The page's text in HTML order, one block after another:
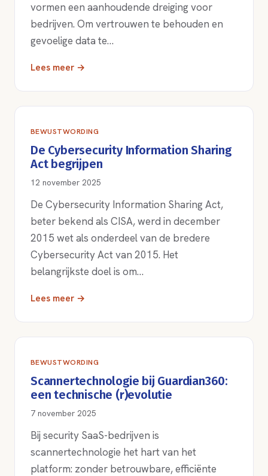
vormen een aanhoudende dreiging voor
bedrijven. Om vertrouwen te behouden en
gevoelige data te…
Lees meer →
BEWUSTWORDING
De Cybersecurity Information Sharing
Act begrijpen
12 november 2025
De Cybersecurity Information Sharing Act,
beter bekend als CISA, werd in december
2015 wet als onderdeel van de bredere
Cybersecurity Act van 2015. Het
belangrijkste doel is om…
Lees meer →
BEWUSTWORDING
Scannertechnologie bij Guardian360:
een technische (r)evolutie
7 november 2025
Bij security SaaS-bedrijven is
scannertechnologie het hart van het
platform: zonder betrouwbare, efficiënte